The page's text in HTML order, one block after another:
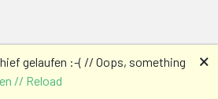
gelaufen :-( // Oops, something
// Reload
🗙